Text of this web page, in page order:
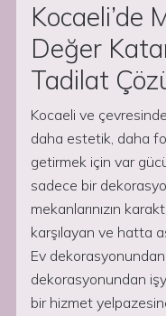
Kocaeli’de
Değer
Tadilat
Kocaeli ve
daha estetik, daha
getirmek için var
sadece bir
mekanlarınızın
karşılayan ve hatta
Ev
dekorasyonundan
bir hizmet